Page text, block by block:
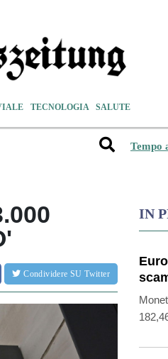
TECNOLOGIA SALUTE
Tempo
Condividere SU Twitter
IN